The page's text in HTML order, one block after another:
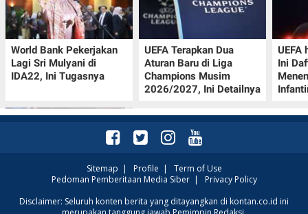
World Bank Pekerjakan
Lagi Sri Mulyani di
IDA22, Ini Tugasnya
UEFA Terapkan Dua
Aturan Baru di Liga
Champions Musim
2026/2027, Ini Detailnya
UEFA
Ini
Jadwal Perempat Final
Sitemap | Profile | Term of Use
Pedoman Pemberitaan Media Siber| Privacy Policy
Disclaimer: Seluruh konten berita yang ditayangkan di kontan.co.id ini